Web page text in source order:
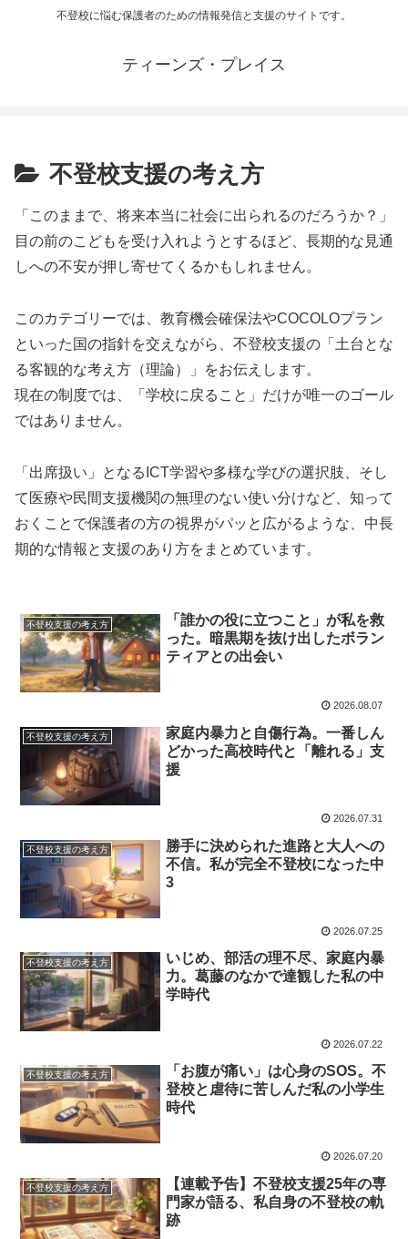
不登校に悩む保護者のための情報発信と支援のサイトです。
ティーンズ・プレイス
不登校支援の考え方
「このままで、将来本当に社会に出られるのだろうか？」
目の前のこどもを受け入れようとするほど、長期的な見通
しへの不安が押し寄せてくるかもしれません。
このカテゴリーでは、教育機会確保法やCOCOLOプラン
といった国の指針を交えながら、不登校支援の「土台とな
る客観的な考え方（理論）」をお伝えします。
現在の制度では、「学校に戻ること」だけが唯一のゴール
ではありません。
「出席扱い」となるICT学習や多様な学びの選択肢 、そし
て医療や民間支援機関の無理のない使い分けなど、知って
おくことで保護者の方の視界がパッと広がるような、中長
期的な情報と支援のあり方をまとめています。
不登校支援の考え方
「誰かの役に立つこと」が私を救
った。暗黒期を抜け出したボラン
ティアとの出会い
2026.08.07
不登校支援の考え方
家庭内暴力と自傷行為。一番しん
どかった高校時代と「離れる」支
援
2026.07.31
不登校支援の考え方
勝手に決められた進路と大人への
不信。私が完全不登校になった中
3
2026.07.25
不登校支援の考え方
いじめ、部活の理不尽、家庭内暴
力。葛藤のなかで達観した私の中
学時代
2026.07.22
不登校支援の考え方
「お腹が痛い」は心身のSOS。不
登校と虐待に苦しんだ私の小学生
時代
2026.07.20
不登校支援の考え方
【連載予告】不登校支援25年の専
門家が語る、私自身の不登校の軌
跡